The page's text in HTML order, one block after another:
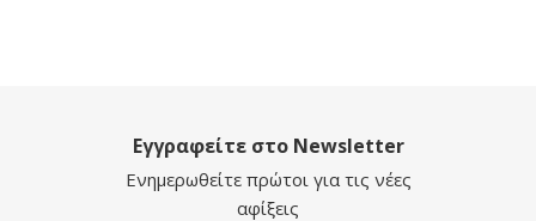
Εγγραφείτε στο Newsletter
Ενημερωθείτε πρώτοι για τις νέες
αφίξεις